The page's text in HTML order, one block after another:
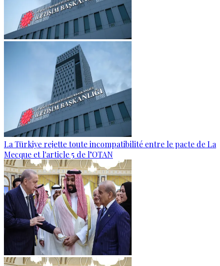
La Türkiye rejette toute incompatibilité entre le pacte de La
Mecque et l'article 5 de l’OTAN